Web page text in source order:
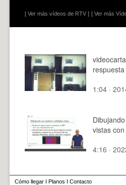
[ Ver más vídeos de RTV ] [ Ver más
1:04 ·
vistas
4:16 ·
Cómo llegar I Planos I Contacto